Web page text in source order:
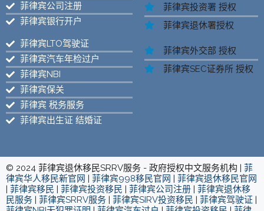
菲律宾公司注册
菲律宾银行开户
菲律宾LTO驾驶证
菲律宾汽车年检过户
菲律宾NBI
菲律宾保关
菲律宾 税务服务
菲律宾出生证 结婚证
菲律宾投资署 授权
菲律宾退休署授权
菲律宾外交部 授权
菲律宾SEC证券所 授权
© 2024 菲律宾退休移民SRRV服务 - 政府授权中文服务机构 | 菲
律宾华人移民新官网 | 菲律宾998移民官网 | 菲律宾退休移民官网
| 菲律宾移民 | 菲律宾投资移民 | 菲律宾公司注册 | 菲律宾退休移
民服务 | 菲律宾SRRV服务 | 菲律宾SIRV投资移民 | 菲律宾驾驶证 |